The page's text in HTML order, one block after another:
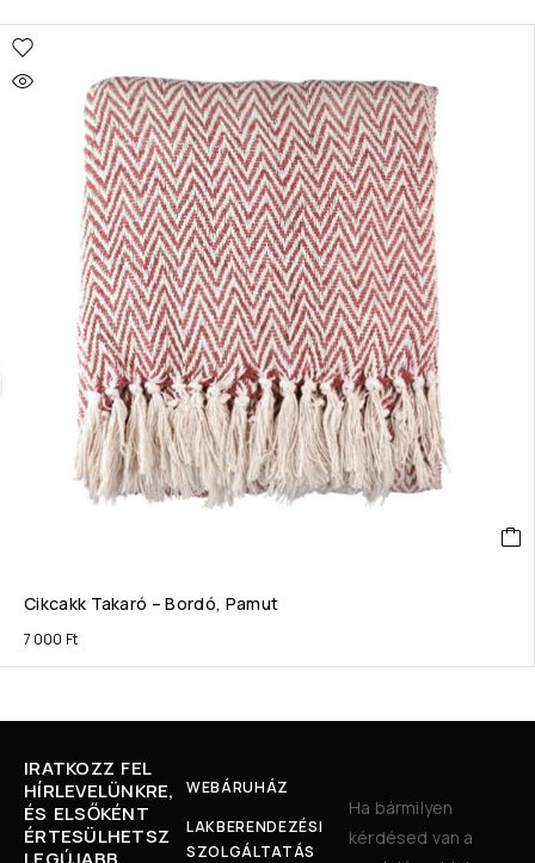
Cikcakk Takaró – Bordó, Pamut
7 000 Ft
IRATKOZZ FEL
HÍRLEVELÜNKRE,
ÉS ELSŐKÉNT
ÉRTESÜLHETSZ
WEBÁRUHÁZ
LAKBERENDEZÉSI
SZOLGÁLTATÁS
Ha bármilyen
kérdésed van a